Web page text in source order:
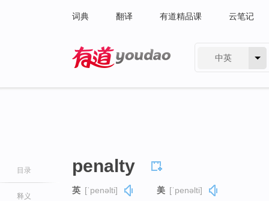
词典 翻译 有道精品课 云笔记
中英
目录
释义
penalty
英 [ˈpenəlti] 美 [ˈpenəlti]